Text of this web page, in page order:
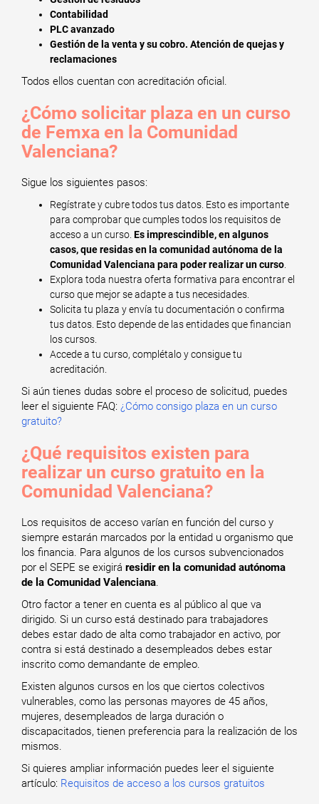
Contabilidad
PLC avanzado
Gestión de la venta y su cobro. Atención de quejas y
reclamaciones
Todos ellos cuentan con acreditación oficial.
¿Cómo solicitar plaza en un curso
de Femxa en la Comunidad
Valenciana?
Sigue los siguientes pasos:
Regístrate y cubre todos tus datos. Esto es importante
para comprobar que cumples todos los requisitos de
acceso a un curso. Es imprescindible, en algunos
casos, que residas en la comunidad autónoma de la
Comunidad Valenciana para poder realizar un curso
Explora toda nuestra oferta formativa para encontrar el
curso que mejor se adapte a tus necesidades.
Solicita tu plaza y envía tu documentación o confirma
tus datos. Esto depende de las entidades que financian
los cursos.
Accede a tu curso, complétalo y consigue tu
acreditación.
Si aún tienes dudas sobre el proceso de solicitud, puedes
leer el siguiente FAQ: ¿Cómo consigo plaza en un curso
gratuito?
¿Qué requisitos existen para
realizar un curso gratuito en la
Comunidad Valenciana?
Los requisitos de acceso varían en función del curso y
siempre estarán marcados por la entidad u organismo que
los financia. Para algunos de los cursos subvencionados
por el SEPE se exigirá residir en la comunidad autónoma
de la Comunidad Valenciana.
Otro factor a tener en cuenta es al público al que va
dirigido. Si un curso está destinado para trabajadores
debes estar dado de alta como trabajador en activo, por
contra si está destinado a desempleados debes estar
inscrito como demandante de empleo.
Existen algunos cursos en los que ciertos colectivos
vulnerables, como las personas mayores de 45 años,
mujeres, desempleados de larga duración o
discapacitados, tienen preferencia para la realización de los
mismos.
Si quieres ampliar información puedes leer el siguiente
artículo: Requisitos de acceso a los cursos gratuitos